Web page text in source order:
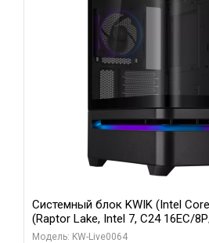
Системный блок KWIK (Intel
(Raptor Lake, Intel 7, C24 16EC/
модуля)/ ASUS RTX5080 PROART
Модель: KW-Live0064